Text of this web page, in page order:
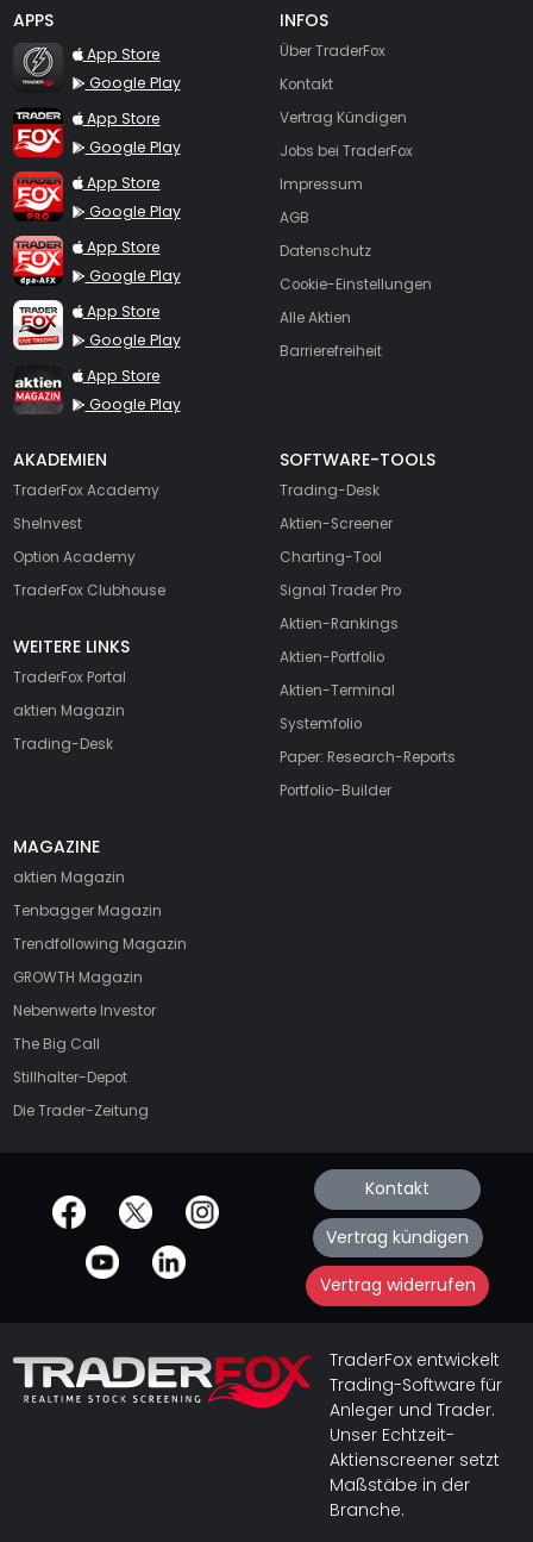
APPS
TraderFox Flash
App Store
Google Play
TraderFox App
App Store
Google Play
TraderFox Pro
App Store
Google Play
TraderFox dpa-AFX ProFeed
App Store
Google Play
TraderFox Live Trading
App Store
Google Play
TraderFox aktien Magazin
App Store
Google Play
INFOS
Über TraderFox
Kontakt
Vertrag Kündigen
Jobs bei TraderFox
Impressum
AGB
Datenschutz
Cookie-Einstellungen
Alle Aktien
Barrierefreiheit
AKADEMIEN
TraderFox Academy
SheInvest
Option Academy
TraderFox Clubhouse
WEITERE LINKS
TraderFox Portal
aktien Magazin
Trading-Desk
SOFTWARE-TOOLS
Trading-Desk
Aktien-Screener
Charting-Tool
Signal Trader Pro
Aktien-Rankings
Aktien-Portfolio
Aktien-Terminal
Systemfolio
Paper: Research-Reports
Portfolio-Builder
MAGAZINE
aktien Magazin
Tenbagger Magazin
Trendfollowing Magazin
GROWTH Magazin
Nebenwerte Investor
The Big Call
Stillhalter-Depot
Die Trader-Zeitung
offizielle Social Media-Accounts Kontakt
Vertrag kündigen
Vertrag widerrufen
TraderFox entwickelt
Trading-Software für
Anleger und Trader.
Unser Echtzeit-
Aktienscreener setzt
Maßstäbe in der
Branche.